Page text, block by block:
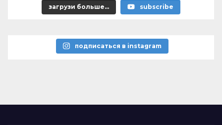
загрузи больше... subscribe
подписаться в instagram